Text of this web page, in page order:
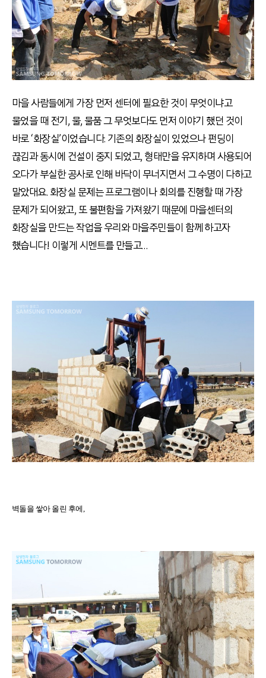
마을 사람들에게 가장 먼저 센터에 필요한 것이 무엇이냐고
물었을 때 전기, 물, 물품 그 무엇보다도 먼저 이야기 했던 것이
바로 ‘화장실’이었습니다. 기존의 화장실이 있었으나 펀딩이
끊김과 동시에 건설이 중지 되었고, 형태만을 유지하며 사용되어
오다가 부실한 공사로 인해 바닥이 무너지면서 그 수명이 다하고
말았대요. 화장실 문제는 프로그램이나 회의를 진행할 때 가장
문제가 되어왔고, 또 불편함을 가져왔기 때문에 마을센터의
화장실을 만드는 작업을 우리와 마을주민들이 함께 하고자
했습니다! 이렇게 시멘트를 만들고…
벽돌을 쌓아 올린 후에,